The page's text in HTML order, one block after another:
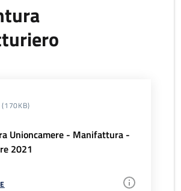
(170KB)
Unioncamere - Manifattura -
2021